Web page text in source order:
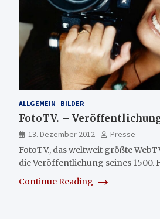
ALLGEMEIN BILDER
FotoTV. –
13. Dezember 2012
Presse
FotoTV., das weltweit größte
die Veröffentlichung seines 1500.
Continue Reading